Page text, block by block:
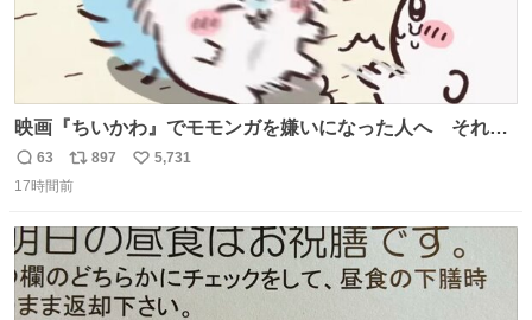
映画『ちいかわ』でモモンガを嫌いになった人へ それで
も愛される理由と可能性 kai-you.net/article/96186 『映画
ちいかわ 人魚の島のひみつ』を3回観て、原作も追ってい
す。ちいかわ初心者向けです🖊
返
信
63
リ
ポ
ト
数
897
い
数
5,731
17時間前